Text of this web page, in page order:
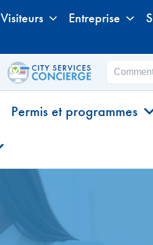
Visiteurs Entreprise
Permis et programmes